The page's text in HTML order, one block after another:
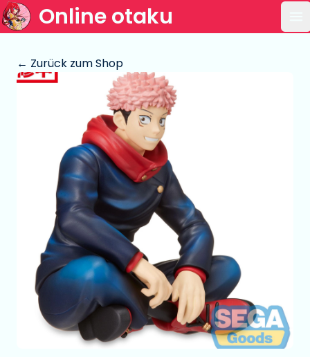
Online otaku
← Zurück zum Shop